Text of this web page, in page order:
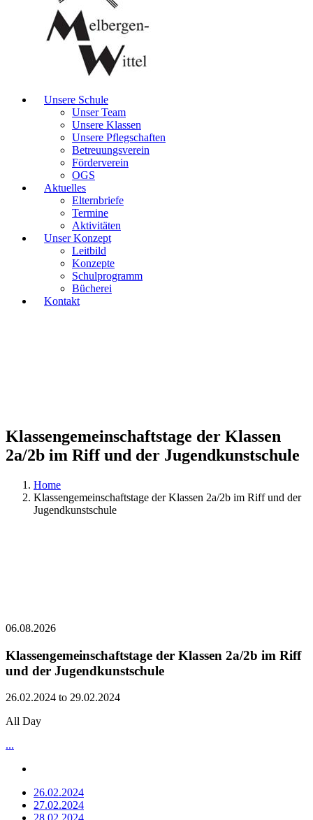
Unsere Schule
Unser Team
Unsere Klassen
Unsere Pflegschaften
Betreuungsverein
Förderverein
OGS
Aktuelles
Elternbriefe
Termine
Aktivitäten
Unser Konzept
Leitbild
Konzepte
Schulprogramm
Bücherei
Kontakt
Klassengemeinschaftstage der Klassen
2a/2b im Riff und der Jugendkunstschule
Home
Klassengemeinschaftstage der Klassen 2a/2b im Riff und der
Jugendkunstschule
06.08.2026
Klassengemeinschaftstage der Klassen 2a/2b im Riff
und der Jugendkunstschule
26.02.2024 to 29.02.2024
All Day
...
26.02.2024
27.02.2024